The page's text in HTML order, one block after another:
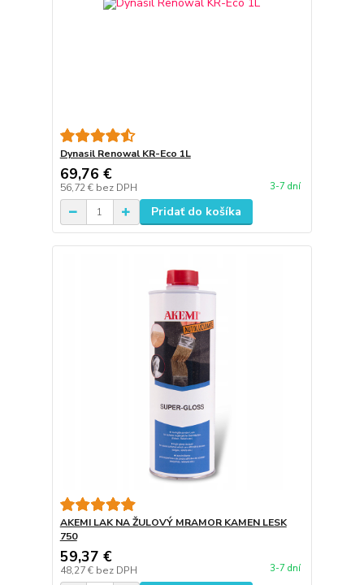
Dynasil Renowal KR-Eco 1L
69,76 €
56,72 € bez DPH 3-7 dní
Pridať do košíka
AKEMI LAK NA ŽULOVÝ MRAMOR KAMEN LESK
750
59,37 €
48,27 € bez DPH 3-7 dní